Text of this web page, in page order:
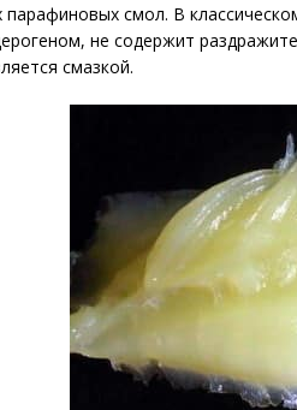
парафиновых смол. В
не содержит
смазкой.